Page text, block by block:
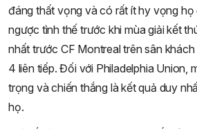
đáng thất vọng và có rất ít hy vọng
ngược tình thế trước khi mùa giải kết
nhất trước CF Montreal trên sân
4 liên tiếp. Đối với Philadelphia Union,
trọng và chiến thắng là kết quả duy
họ.